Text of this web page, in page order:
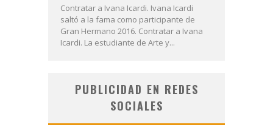
Contratar a Ivana Icardi. Ivana Icardi
saltó a la fama como participante de
Gran Hermano 2016. Contratar a Ivana
Icardi. La estudiante de Arte y...
PUBLICIDAD EN REDES
SOCIALES